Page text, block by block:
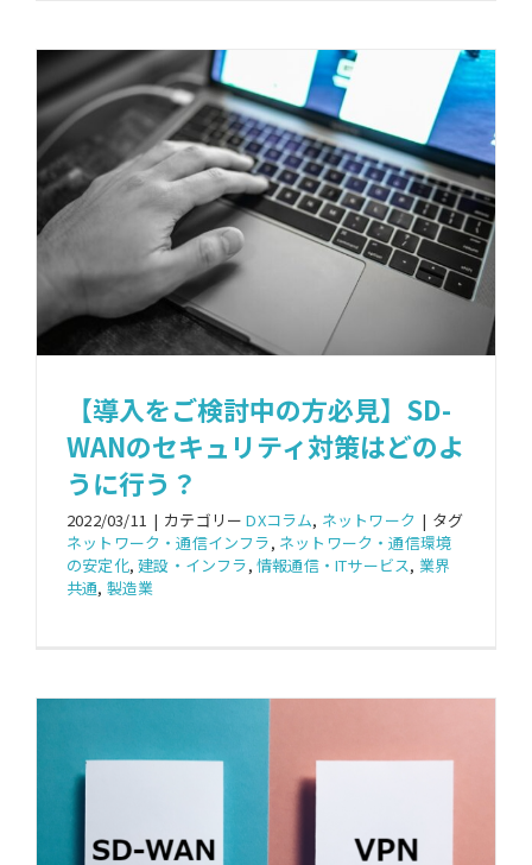
【導入をご検討中の方必見】SD-
WANのセキュリティ対策はどのよ
うに行う？
2022/03/11 | カテゴリーDXコラム, ネットワーク | タグ
ネットワーク・通信インフラ, ネットワーク・通信環境
の安定化,建設・インフラ,情報通信・ITサービス, 業界
共通, 製造業